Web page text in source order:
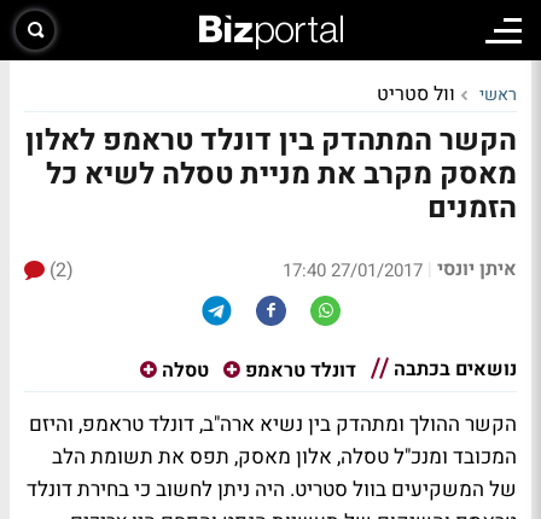
ראשי וול סטריט
הקשר המתהדק בין דונלד טראמפ לאלון
מאסק מקרב את מניית טסלה לשיא כל
הזמנים
איתן יונסי |
27/01/2017 17:40
(2)
נושאים בכתבה דונלד טראמפ טסלה
הקשר ההולך ומתהדק בין נשיא ארה"ב, דונלד טראמפ, והיזם
המכובד ומנכ"ל טסלה, אלון מאסק, תפס את תשומת הלב
של המשקיעים בוול סטריט. היה ניתן לחשוב כי בחירת דונלד